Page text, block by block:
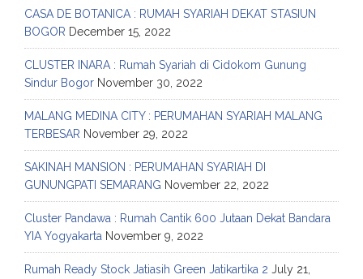
CASA DE BOTANICA : RUMAH SYARIAH DEKAT STASIUN
BOGOR December 15, 2022
CLUSTER INARA : Rumah Syariah di Cidokom Gunung
Sindur Bogor November 30, 2022
MALANG MEDINA CITY : PERUMAHAN SYARIAH MALANG
TERBESAR November 29, 2022
SAKINAH MANSION : PERUMAHAN SYARIAH DI
GUNUNGPATI SEMARANG November 22, 2022
Cluster Pandawa : Rumah Cantik 600 Jutaan Dekat Bandara
YIA Yogyakarta November 9, 2022
Rumah Ready Stock Jatiasih Green Jatikartika 2 July 21,